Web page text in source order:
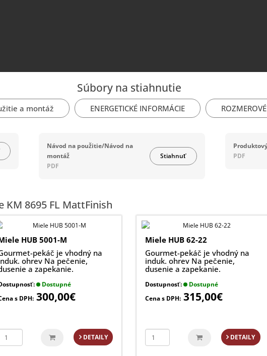
Súbory na stiahnutie
a montáž ENERGETICKÉ INFORMÁCIE
Návod na použitie/Návod na
montáž
PDF
Stiahnuť
PDF
KM 8695 FL MattFinish
HUB 5001-M
pekáč je vhodný na
ohrev Na pečenie,
a zapekanie.
Dostupné
s DPH:300,00€
DETAILY
Miele HUB 62-22
Gourmet-pekáč je vhodný na
induk. ohrev Na pečenie,
dusenie a zapekanie.
Dostupnosť:
Dostupné
Cena s DPH: 315,00€
DETAILY